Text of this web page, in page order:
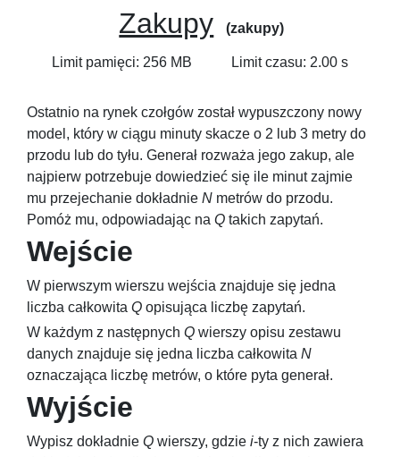
Zakupy (zakupy)
Limit pamięci: 256 MB Limit czasu: 2.00 s
Ostatnio na rynek czołgów został wypuszczony nowy
model, który w ciągu minuty skacze o 2 lub 3 metry do
przodu lub do tyłu. Generał rozważa jego zakup, ale
najpierw potrzebuje dowiedzieć się ile minut zajmie
mu przejechanie dokładnie N metrów do przodu.
Pomóż mu, odpowiadając na Q takich zapytań.
Wejście
W pierwszym wierszu wejścia znajduje się jedna
liczba całkowita Q opisująca liczbę zapytań.
W każdym z następnych Q wierszy opisu zestawu
danych znajduje się jedna liczba całkowita N
oznaczająca liczbę metrów, o które pyta generał.
Wyjście
Wypisz dokładnie Q wierszy, gdzie i-ty z nich zawiera